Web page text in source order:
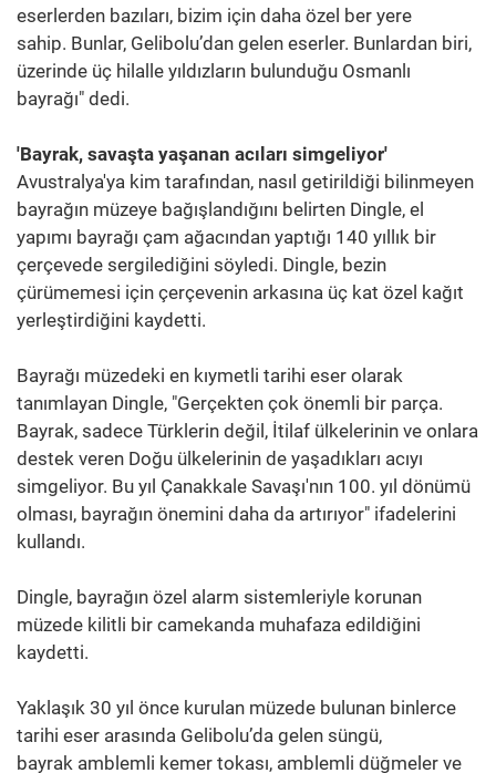
eserlerden bazıları, bizim için daha özel ber yere
sahip. Bunlar, Gelibolu’dan gelen eserler. Bunlardan biri,
üzerinde üç hilalle yıldızların bulunduğu Osmanlı
bayrağı" dedi.
'Bayrak, savaşta yaşanan acıları simgeliyor'
Avustralya'ya kim tarafından, nasıl getirildiği bilinmeyen
bayrağın müzeye bağışlandığını belirten Dingle, el
yapımı bayrağı çam ağacından yaptığı 140 yıllık bir
çerçevede sergilediğini söyledi. Dingle, bezin
çürümemesi için çerçevenin arkasına üç kat özel kağıt
yerleştirdiğini kaydetti.
Bayrağı müzedeki en kıymetli tarihi eser olarak
tanımlayan Dingle, "Gerçekten çok önemli bir parça.
Bayrak, sadece Türklerin değil, İtilaf ülkelerinin ve onlara
destek veren Doğu ülkelerinin de yaşadıkları acıyı
simgeliyor. Bu yıl Çanakkale Savaşı'nın 100. yıl dönümü
olması, bayrağın önemini daha da artırıyor" ifadelerini
kullandı.
Dingle, bayrağın özel alarm sistemleriyle korunan
müzede kilitli bir camekanda muhafaza edildiğini
kaydetti.
Yaklaşık 30 yıl önce kurulan müzede bulunan binlerce
tarihi eser arasında Gelibolu’da gelen süngü,
bayrak amblemli kemer tokası, amblemli düğmeler ve